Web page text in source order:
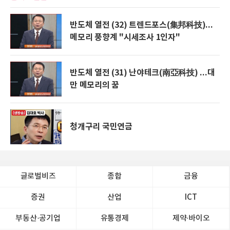
반도체 열전 (32) 트렌드포스(集邦科技)...
메모리 풍향계 "시세조사 1인자"
반도체 열전 (31) 난야테크(南亞科技) ...대
만 메모리의 꿈
청개구리 국민연금
글로벌비즈 종합 금융
증권 산업 ICT
부동산·공기업 유통경제 제약∙바이오